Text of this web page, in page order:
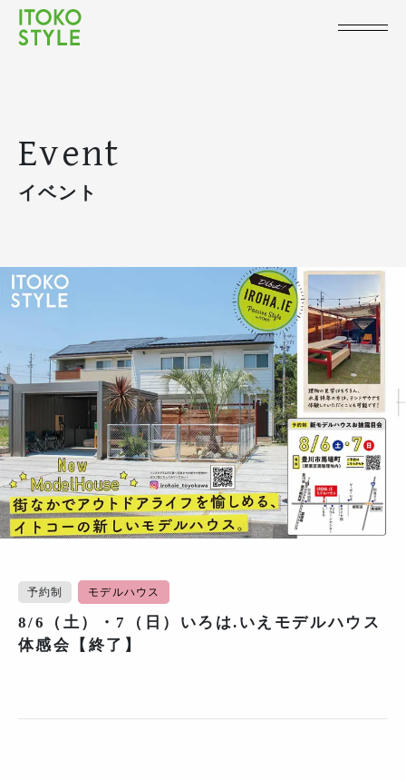
Event
イベント
予約制 モデルハウス
8/6（土）・7（日）いろは.いえモデルハウス
体感会【終了】